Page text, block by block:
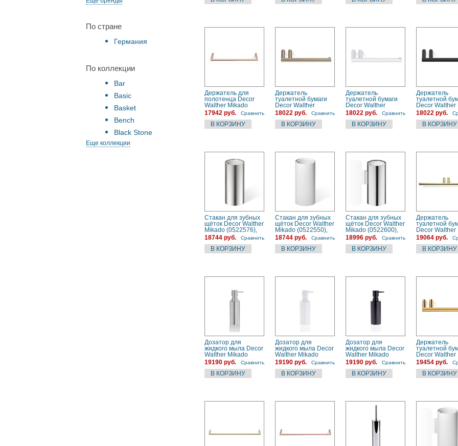
По стране
Германия
По коллекции
Bar
Basic
Basket
Bench
Black Stone
Еще коллекции
Держатель для
полотенца Decor
Walther Mikado
(0520716), розовый
17942 руб. Сравнить
Держатель
туалетной бумаги
Decor Walther
Mikado (0520276)
18022 руб. Сравнить
Держатель
туалетной бумаги
Decor Walther
Mikado (0520250)
18022 руб. Сравнить
Держатель
туалетной
Decor Walther
Mikado
черный
18022 руб.
Стакан для зубных
щёток Decor Walther
Mikado (0522576),
сталь
18744 руб. Сравнить
Стакан для зубных
щёток Decor Walther
Mikado (0522550),
белый
18744 руб. Сравнить
Стакан для зубных
щёток Decor Walther
Mikado (0522600),
хром
18996 руб. Сравнить
Держатель
туалетной
Decor Walther
Mikado
латунь
19064 руб.
Дозатор для
жидкого мыла Decor
Walther Mikado
(0521276), сталь
19190 руб. Сравнить
Дозатор для
жидкого мыла Decor
Walther Mikado
(0521250), белый
19190 руб. Сравнить
Дозатор для
жидкого мыла Decor
Walther Mikado
(0521260), черный
матовый
19190 руб. Сравнить
Держатель
туалетной
Decor Walther
Mikado
золото
19454 руб.